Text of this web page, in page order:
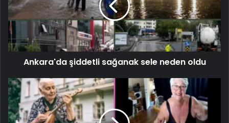
Ankara'da şiddetli sağanak sele neden oldu